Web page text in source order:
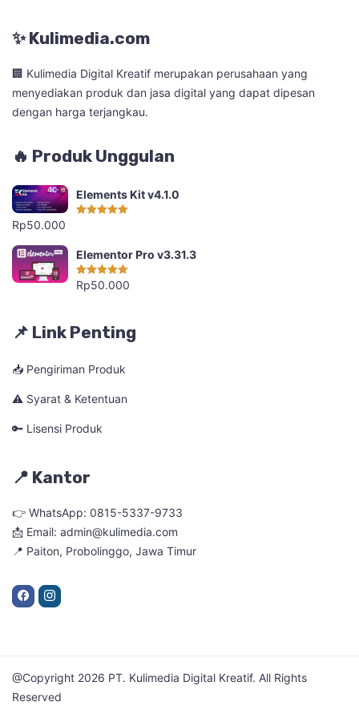
✨ Kulimedia.com
🏢 Kulimedia Digital Kreatif merupakan perusahaan yang
menyediakan produk dan jasa digital yang dapat dipesan
dengan harga terjangkau.
🔥 Produk Unggulan
Elements Kit v4.1.0
Rp50.000
Elementor Pro v3.31.3
Dinilai 5.00
dari 5
Rp50.000
📌 Link Penting
📥 Pengiriman Produk
⚠️ Syarat & Ketentuan
🔑 Lisensi Produk
📍 Kantor
👉 WhatsApp: 0815-5337-9733
📩 Email: admin@kulimedia.com
📍 Paiton, Probolinggo, Jawa Timur
@Copyright 2026 PT. Kulimedia Digital Kreatif. All Rights
Reserved